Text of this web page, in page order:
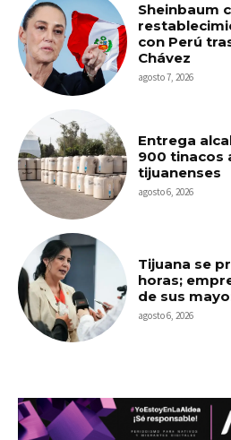
Sheinbaum
con Perú
Chávez
agosto 7, 2026
Entrega
900 tinacos
tijuanenses
agosto 6, 2026
Tijuana se
horas;
de sus
agosto 6, 2026